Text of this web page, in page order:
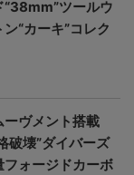
ツールウ
“カーキ”コレク
ーヴメント搭載
破壊”ダイバーズ
フォージドカーボ